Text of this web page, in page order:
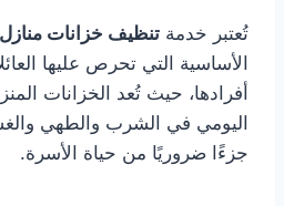
تُعتبر خدمة تنظيف خزانات
الأساسية التي تحرص عليها
أفرادها، حيث تُعد الخزانات
اليومي في الشرب والطهي
جزءًا ضروريًا من حياة الأسرة.